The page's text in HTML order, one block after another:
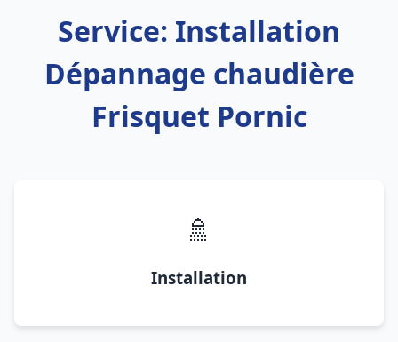
Service: Installation
Dépannage chaudière
Frisquet Pornic
🚿
Installation